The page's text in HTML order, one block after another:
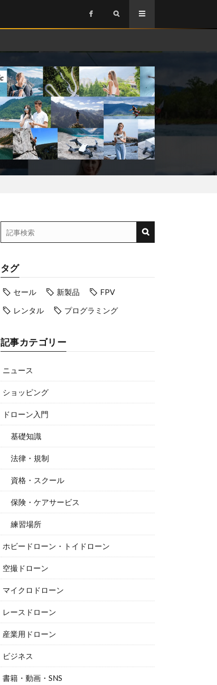
タグ
セール 新製品
FPV
レンタル
プログラミング
記事カテゴリー
ニュース
ショッピング
ドローン入門
基礎知識
法律・規制
資格・スクール
保険・ケアサービス
練習場所
ホビードローン・トイドローン
空撮ドローン
マイクロドローン
レースドローン
産業用ドローン
ビジネス
書籍・動画・SNS